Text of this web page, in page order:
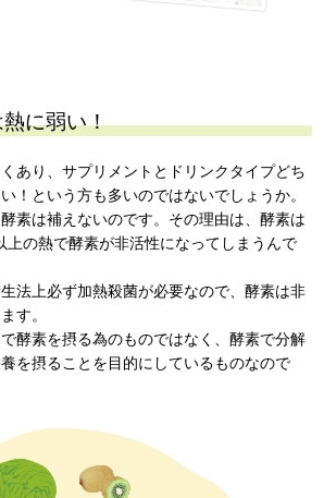
に弱い！
あり、サプリメントとドリンクタイプどち
！という方も多いのではないでしょうか。
素は補えないのです。その理由は、酵素は
上の熱で酵素が非活性になってしまうんで
法上必ず加熱殺菌が必要なので、酵素は非
す。
酵素を摂る為のものではなく、酵素で分解
を摂ることを目的にしているものなので